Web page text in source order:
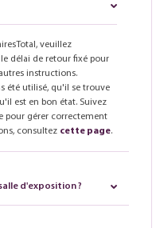
veuillez
délai de retour fixé pour
instructions.
été utilisé, qu'il se trouve
est en bon état. Suivez
pour gérer correctement
consultez cette page.
d'exposition ?